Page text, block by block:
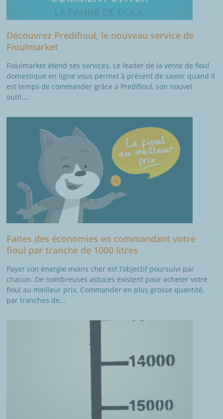
Découvrez Predifioul, le nouveau service de
Fioulmarket
Fioulmarket étend ses services. Le leader de la vente de fioul
domestique en ligne vous permet à présent de savoir quand il
est temps de commander grâce à Predifioul, son nouvel
outil....
Faites des économies en commandant votre
fioul par tranche de 1000 litres
Payer son énergie moins cher est l’objectif poursuivi par
chacun. De nombreuses astuces existent pour acheter votre
fioul au meilleur prix. Commander en plus grosse quantité,
par tranches de...